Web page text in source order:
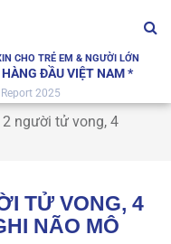
CHO TRẺ EM & NGƯỜI LỚN
ĐẦU VIỆT NAM *
2025
người tử vong, 4
TỬ VONG, 4
NÃO MÔ